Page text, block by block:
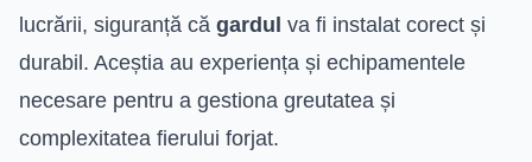
lucrării, siguranță că gardul va fi instalat corect și
durabil. Aceștia au experiența și echipamentele
necesare pentru a gestiona greutatea și
complexitatea fierului forjat.